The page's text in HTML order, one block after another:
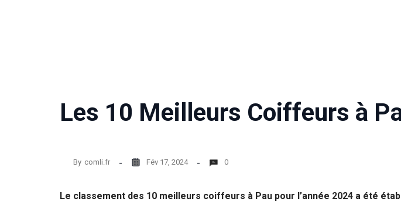
Les 10 Meilleurs Coiffeurs à
By comli.fr Fév 17, 2024 0
Le classement des 10 meilleurs coiffeurs à Pau pour l’année 2024 a été